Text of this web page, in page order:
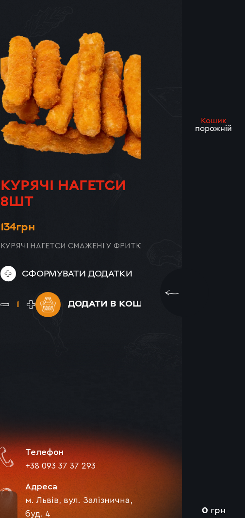
КУРЯЧІ НАГЕТСИ
8ШТ
ЦЕЗАР
134грн
КУРЯЧІ НАГЕТСИ СМАЖЕНІ У ФРИТЮРІ.
СФОРМУВАТИ ДОДАТКИ
ДОДАТИ В КОШИК
Телефон
+38 093 37 37 293
Адреса
м. Львів, вул. Залізнична,
буд. 4
Кошик
порожній
0 грн